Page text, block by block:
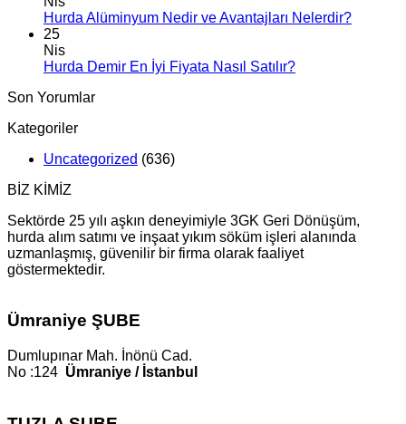
Hurda Alüminyum Nedir ve Avantajları Nelerdir?
25
Nis
Hurda Demir En İyi Fiyata Nasıl Satılır?
Son Yorumlar
Kategoriler
Uncategorized (636)
BİZ KİMİZ
Sektörde 25 yılı aşkın deneyimiyle 3GK Geri Dönüşüm,
hurda alım satımı ve inşaat yıkım söküm işleri alanında
uzmanlaşmış, güvenilir bir firma olarak faaliyet
göstermektedir.
Ümraniye ŞUBE
Dumlupınar Mah. İnönü Cad.
No :124 Ümraniye / İstanbul